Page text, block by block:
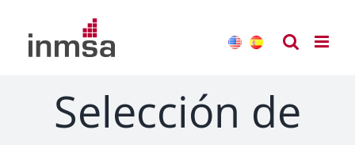
contenido
Selección de